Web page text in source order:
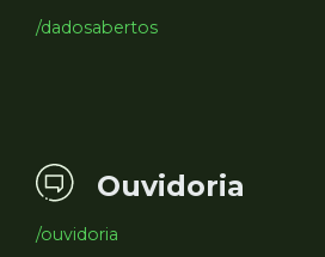
/dadosabertos
Ouvidoria
/ouvidoria